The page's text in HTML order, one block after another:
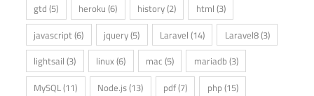
gtd (5) heroku (6) history(2) html (3)
javascript(6) jquery(5) Laravel (14) Laravel8(3)
lightsail (3) linux(6) mac (5) mariadb (3)
MySQL(11) Node.js(13) pdf(7) php(15)